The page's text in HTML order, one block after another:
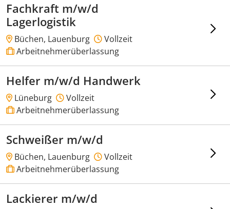
Fachkraft m/w/d
Lagerlogistik
Büchen, Lauenburg
Vollzeit
Arbeitnehmerüberlassung
Helfer m/w/d Handwerk
Lüneburg
Vollzeit
Arbeitnehmerüberlassung
Schweißer m/w/d
Büchen, Lauenburg
Vollzeit
Arbeitnehmerüberlassung
Lackierer m/w/d